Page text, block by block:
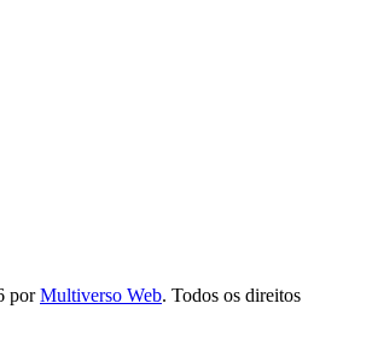
porMultiverso Web. Todos os direitos